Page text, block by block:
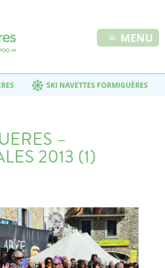
MENU
SKI NAVETTES FORMIGUÈRES
–
2013 (1)